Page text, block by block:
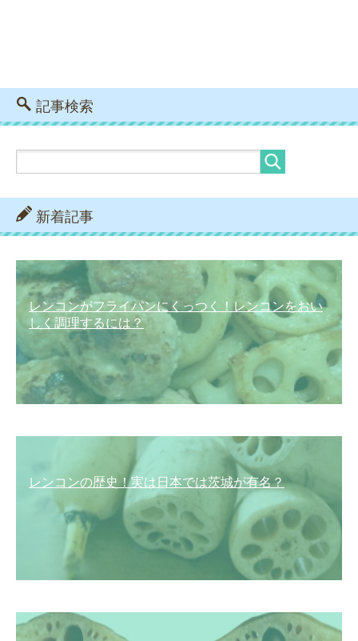
記事検索
新着記事
レンコンがフライパンにくっつく！レンコンをおい
しく調理するには？
レンコンの歴史！実は日本では茨城が有名？